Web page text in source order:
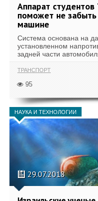
Аппарат студентов
поможет не
машине
Система основана на
установленном
задней части
ТРАНСПОРТ
95
НАУКА И ТЕХНОЛОГИИ
29.07.2018